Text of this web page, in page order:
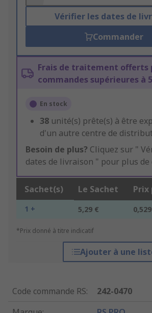
Vérifier les dates de
Commander
Frais de traitement offerts
commandes supérieures à
En stock
38 unité(s) prête(s) à être
d'un autre centre de
Besoin de plus? Cliquez sur "
dates de livraison " pour plus de
Sachet(s) Le Sachet
1 + 5,29 €
*Prix donné à titre indicatif
Ajouter à une
Code commande RS:
242-0470